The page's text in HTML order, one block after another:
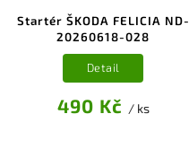
Startér ŠKODA FELICIA ND-
20260618-028
490 Kč / ks
Detail